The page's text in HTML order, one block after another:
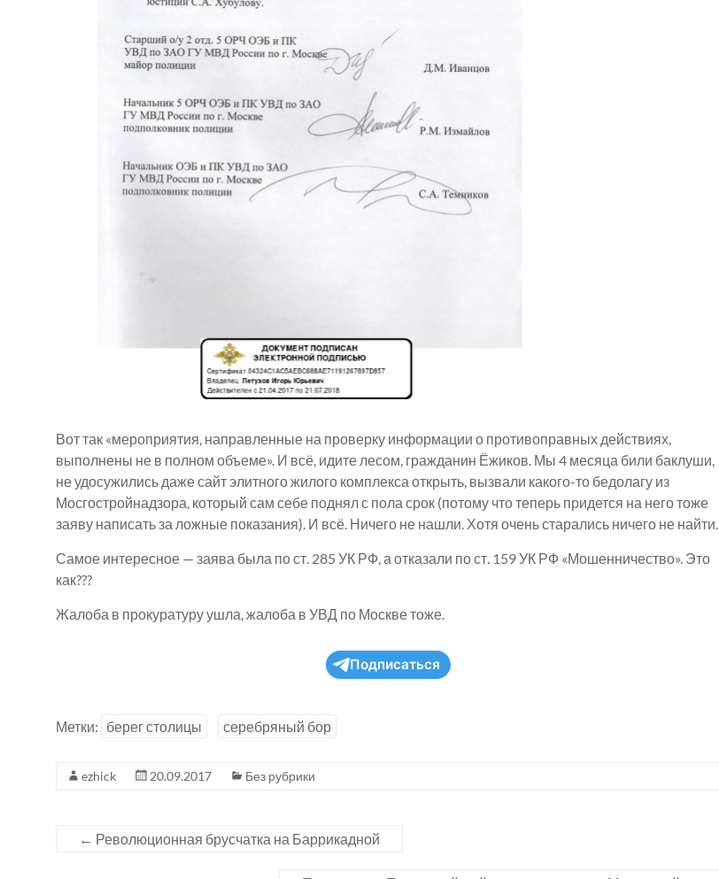
Вот так «мероприятия, направленные на проверку информации о противоправных действиях,
выполнены не в полном объеме». И всё, идите лесом, гражданин Ёжиков. Мы 4 месяца били баклуши,
не удосужились даже сайт элитного жилого комплекса открыть, вызвали какого-то бедолагу из
Мосгостройнадзора, который сам себе поднял с пола срок (потому что теперь придется на него тоже
заяву написать за ложные показания). И всё. Ничего не нашли. Хотя очень старались ничего не найти.
Самое интересное — заява была по ст. 285 УК РФ, а отказали по ст. 159 УК РФ «Мошенничество». Это
как???
Жалоба в прокуратуру ушла, жалоба в УВД по Москве тоже.
Подписаться
Метки: берег столицы серебряный бор
ezhick 20.09.2017 Без рубрики
← Революционная брусчатка на Баррикадной